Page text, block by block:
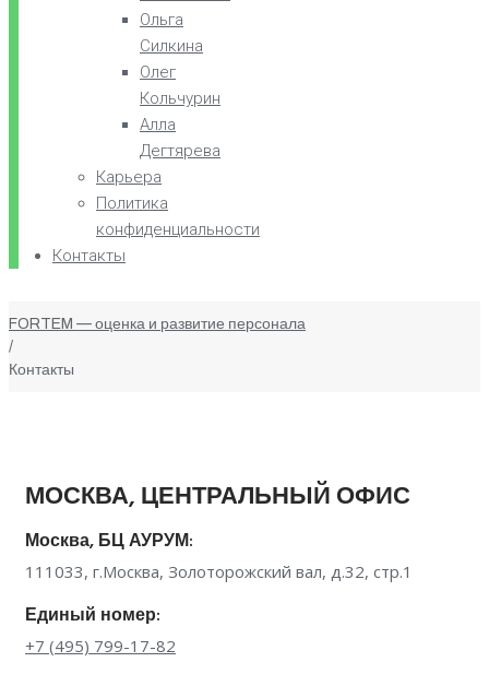
Ольга
Силкина
Олег
Кольчурин
Алла
Дегтярева
Карьера
Политика
конфиденциальности
Контакты
FORTEM — оценка и развитие персонала
/
Контакты
МОСКВА, ЦЕНТРАЛЬНЫЙ ОФИС
Москва, БЦ АУРУМ:
111033, г.Москва, Золоторожский вал, д.32, стр.1
Единый номер:
+7 (495) 799-17-82